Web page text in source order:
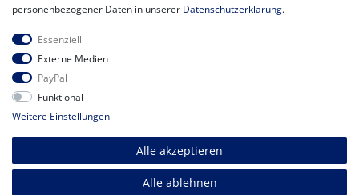
Newsletter
Newsletter
Honig
Hiermit bestätige ich, dass ich die
Meine Einwilligung kann ich jederzeit widerrufen.**
Abonnieren
** Hierbei handelt es sich um ein Pflichtfeld.
personenbezogener Daten in unserer Daten­schutz­erklärung.
Essenziell
Externe Medien
PayPal
Funktional
Weitere Einstellungen
Alle akzeptieren
Alle ablehnen